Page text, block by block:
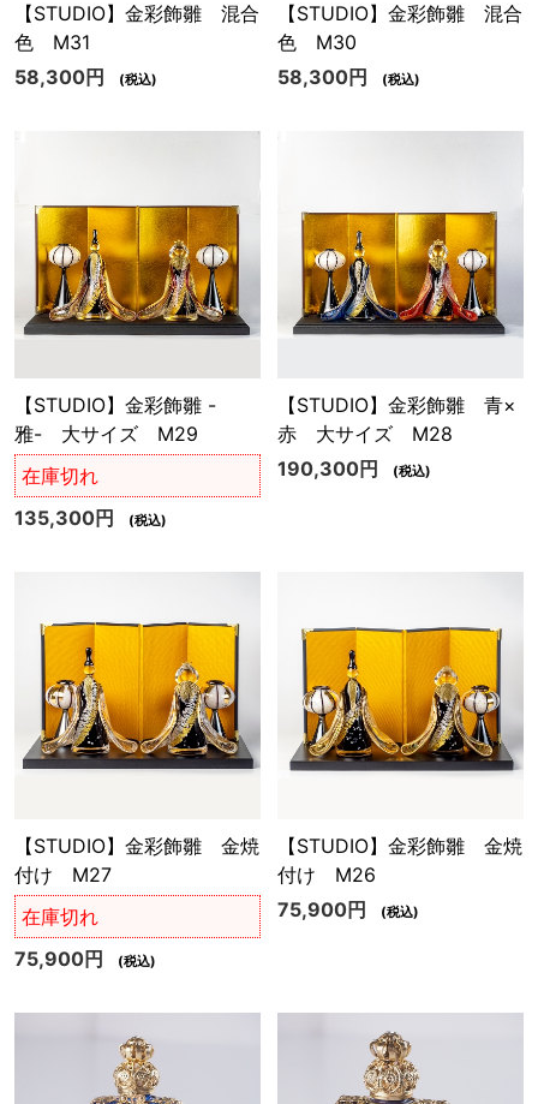
【STUDIO】金彩飾雛 混合
色 M31
58,300円
(税込)
【STUDIO】金彩飾雛 混合
色 M30
58,300円
(税込)
【STUDIO】金彩飾雛 -
雅- 大サイズ M29
在庫切れ
135,300円
(税込)
【STUDIO】金彩飾雛 青×
赤 大サイズ M28
190,300円
(税込)
【STUDIO】金彩飾雛 金焼
付け M27
在庫切れ
75,900円
(税込)
【STUDIO】金彩飾雛 金焼
付け M26
75,900円
(税込)